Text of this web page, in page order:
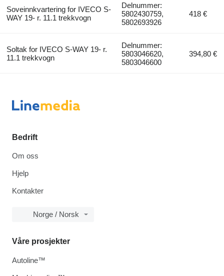
Soveinnkvartering for IVECO S-
WAY 19- r. 11.1 trekkvogn
Delnummer:
5802430759,
5802693926
418 €
Soltak for IVECO S-WAY 19- r.
11.1 trekkvogn
Delnummer:
5803046620,
5803046600
394,80 €
Bedrift
Om oss
Hjelp
Kontakter
Norge / Norsk
Våre prosjekter
Autoline™